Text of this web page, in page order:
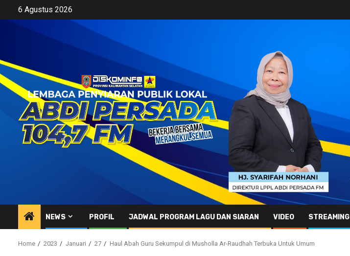
content
6 Agustus 2026
NEWS PROFIL JADWAL PROGRAM LAGU DAN SIARAN VIDEO STREAMING
Home 2023 Januari 27 Haul Abah Guru Sekumpul di Musholla Ar-Raudhah Terbuka Untuk Umum